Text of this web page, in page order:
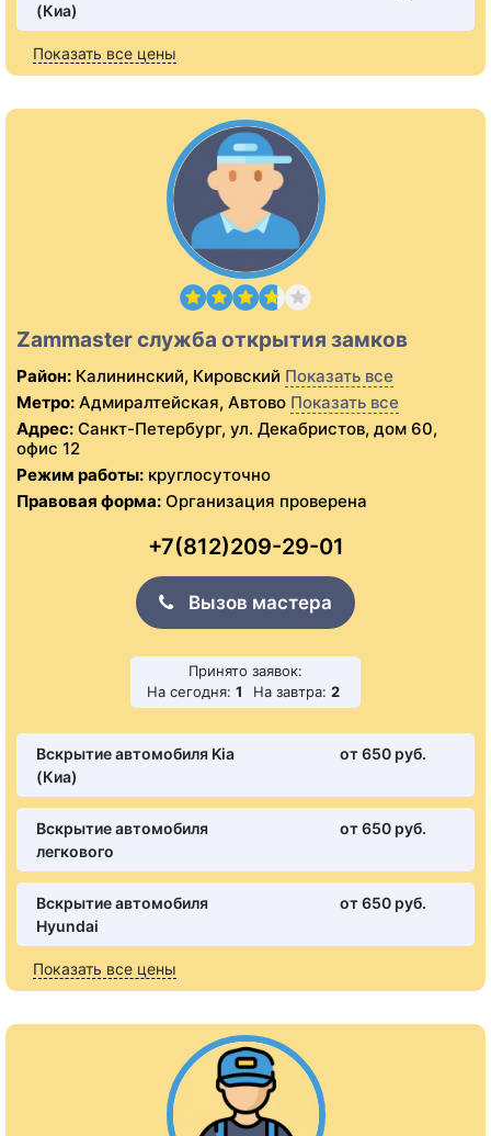
(Киа)
Показать все цены
Zammaster служба открытия замков
Район: Калининский, Кировский Показать все
Метро: Адмиралтейская, Автово Показать все
Адрес: Санкт-Петербург, ул. Декабристов, дом 60,
офис 12
Режим работы: круглосуточно
Правовая форма: Организация проверена
+7(812)209-29-01
Вызов мастера
Принято заявок:
На сегодня: 1 На завтра: 2
Вскрытие автомобиля Kia
(Киа)
от 650 pуб.
Вскрытие автомобиля
легкового
от 650 pуб.
Вскрытие автомобиля
Hyundai
от 650 pуб.
Показать все цены